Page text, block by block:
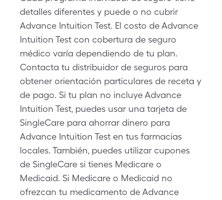
detalles diferentes y puede o no cubrir
Advance Intuition Test. El costo de Advance
Intuition Test con cobertura de seguro
médico varía dependiendo de tu plan.
Contacta tu distribuidor de seguros para
obtener orientación particulares de receta y
de pago. Si tu plan no incluye Advance
Intuition Test, puedes usar una tarjeta de
SingleCare para ahorrar dinero para
Advance Intuition Test en tus farmacias
locales. También, puedes utilizar cupones
de SingleCare si tienes Medicare o
Medicaid. Si Medicare o Medicaid no
ofrezcan tu medicamento de Advance